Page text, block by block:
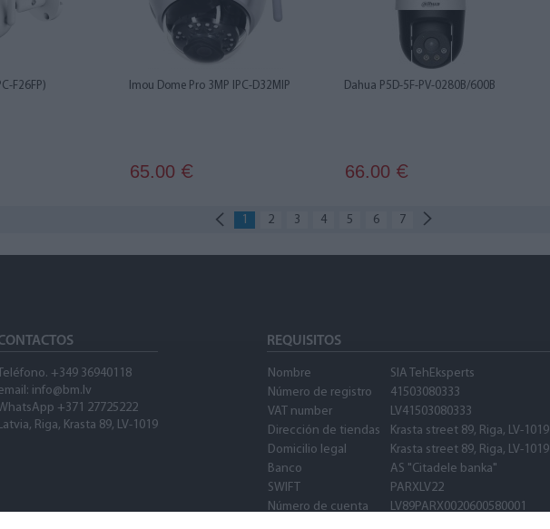
F26FP) Imou Dome Pro 3MP IPC-D32MIP
65.00 €
Dahua P5D-5F-PV-0280B/600B
66.00 €
1 2 3 4 5 6 7
+349 36940118
info@bm.lv
+371 27725222
Latvia, Riga, Krasta 89, LV-1019
REQUISITOS
Nombre
SIA TehEksperts
Número de registro
41503080333
VAT number
LV41503080333
Dirección de tiendas
Krasta street 89, Riga, LV-1019
Domicilio legal
Krasta street 89, Riga, LV-1019
Banco
AS "Citadele banka"
SWIFT
PARXLV22
Número de cuenta
LV89PARX0020600580001